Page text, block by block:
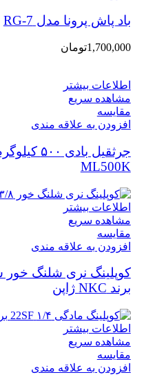
باد پاش پرونا مدل RG-7
1,700,000تومان
اطلاعات بیشتر
مشاهده سریع
مقایسه
افزودن به علاقه مندی
جرثقیل
ML500K
اطلاعات بیشتر
مشاهده سریع
مقایسه
افزودن به علاقه مندی
برند NKC ژاپن
اطلاعات بیشتر
مشاهده سریع
مقایسه
افزودن به علاقه مندی